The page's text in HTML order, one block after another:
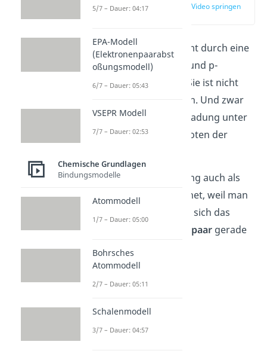
zur Stelle im Video springen
Diepi Bindungkommt durch eine
Überlappung von d- und p-
Orbitalen zustande. Sie ist nicht
rotationssymmetrisch. Und zwar
verteilt sich hier die Ladung unter
und oberhalb der Knoten der
Dabei wird die Bindung auch als
delokalisiert bezeichnet, weil man
nicht genau weiß, wo sich das
Elektronenpaargerade
aufhält.
5/7 – Dauer: 04:17
EPA-Modell
(Elektronenpaarabst
oßungsmodell)
6/7 – Dauer: 05:43
VSEPR Modell
7/7 – Dauer: 02:53
Chemische Grundlagen
Bindungsmodelle
Atommodell
1/7 – Dauer: 05:00
Bohrsches
Atommodell
2/7 – Dauer: 05:11
Schalenmodell
3/7 – Dauer: 04:57